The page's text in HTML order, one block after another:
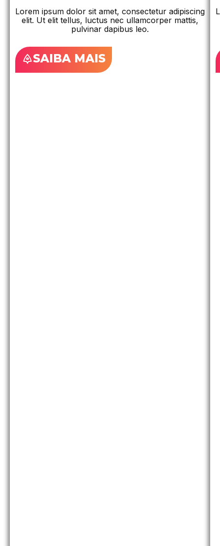
Lorem ipsum dolor sit amet, consectetur adipiscing
elit. Ut elit tellus, luctus nec ullamcorper mattis,
pulvinar dapibus leo.
SAIBA MAIS